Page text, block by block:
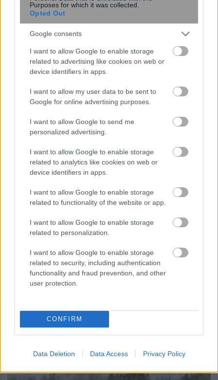
Purposes for which it was collected.
Opted Out
Google consents
I want to allow Google to enable storage
related to advertising like cookies on web or
device identifiers in apps.
I want to allow my user data to be sent to
Google for online advertising purposes.
I want to allow Google to send me
personalized advertising.
I want to allow Google to enable storage
related to analytics like cookies on web or
device identifiers in apps.
I want to allow Google to enable storage
related to functionality of the website or app.
I want to allow Google to enable storage
related to personalization.
I want to allow Google to enable storage
related to security, including authentication
functionality and fraud prevention, and other
user protection.
CONFIRM
Data Deletion Data Access Privacy Policy
λόγω ισχυρών δυνατοτήτων
κυβερνοασφάλειας
νανομέτρου τη συμπεριφορά 2D
υλικών